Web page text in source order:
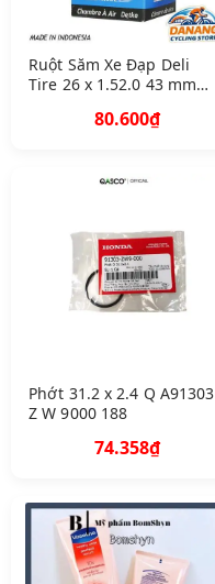
Ruột Săm Xe Đạp Deli
Tire 26 x 1.52.0 43 mm
80.600₫
Phớt 31.2 x 2.4 Q A91303
Z W 9000 188
74.358₫